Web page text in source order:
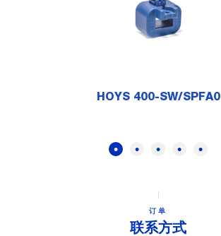
HOYS 400-SW/SPFA0
订单
联系方式